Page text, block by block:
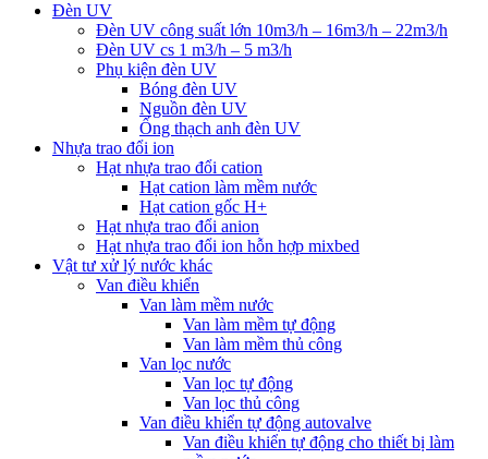
Đèn UV
Đèn UV công suất lớn 10m3/h – 16m3/h – 22m3/h
Đèn UV cs 1 m3/h – 5 m3/h
Phụ kiện đèn UV
Bóng đèn UV
Nguồn đèn UV
Ống thạch anh đèn UV
Nhựa trao đổi ion
Hạt nhựa trao đổi cation
Hạt cation làm mềm nước
Hạt cation gốc H+
Hạt nhựa trao đổi anion
Hạt nhựa trao đổi ion hỗn hợp mixbed
Vật tư xử lý nước khác
Van điều khiển
Van làm mềm nước
Van làm mềm tự động
Van làm mềm thủ công
Van lọc nước
Van lọc tự động
Van lọc thủ công
Van điều khiển tự động autovalve
Van điều khiển tự động cho thiết bị làm